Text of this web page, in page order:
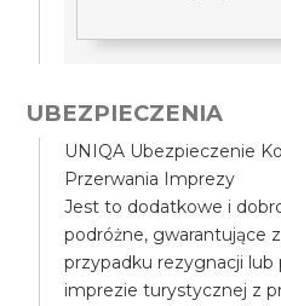
UBEZPIECZENIA
UNIQA Ubezpieczenie
Przerwania Imprezy
Jest to dodatkowe i
podróżne, gwarantujące
przypadku rezygnacji
imprezie turystycznej z